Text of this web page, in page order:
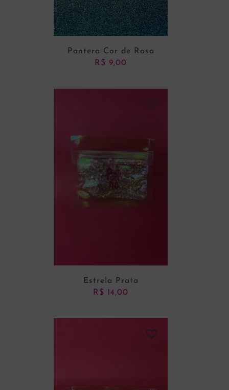
Pantera Cor de Rosa
R$ 9,00
Estrela Prata
R$ 14,00